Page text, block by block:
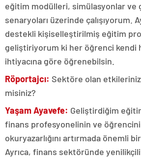
eğitim modülleri, simülasyonlar ve
senaryoları üzerinde çalışıyorum.
destekli kişiselleştirilmiş eğitim
geliştiriyorum ki her öğrenci kendi
ihtiyacına göre öğrenebilsin.
Röportajcı: Sektöre olan
misiniz?
Yaşam Ayavefe: Geliştirdiğim
finans profesyonelinin ve
okuryazarlığını artırmada önemli
Ayrıca, finans sektöründe